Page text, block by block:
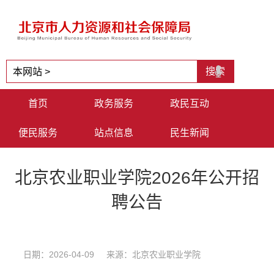
首页 政务服务 政民互动
便民服务 站点信息 民生新闻
北京农业职业学院2026年公开招
聘公告
日期：2026-04-09 来源：北京农业职业学院